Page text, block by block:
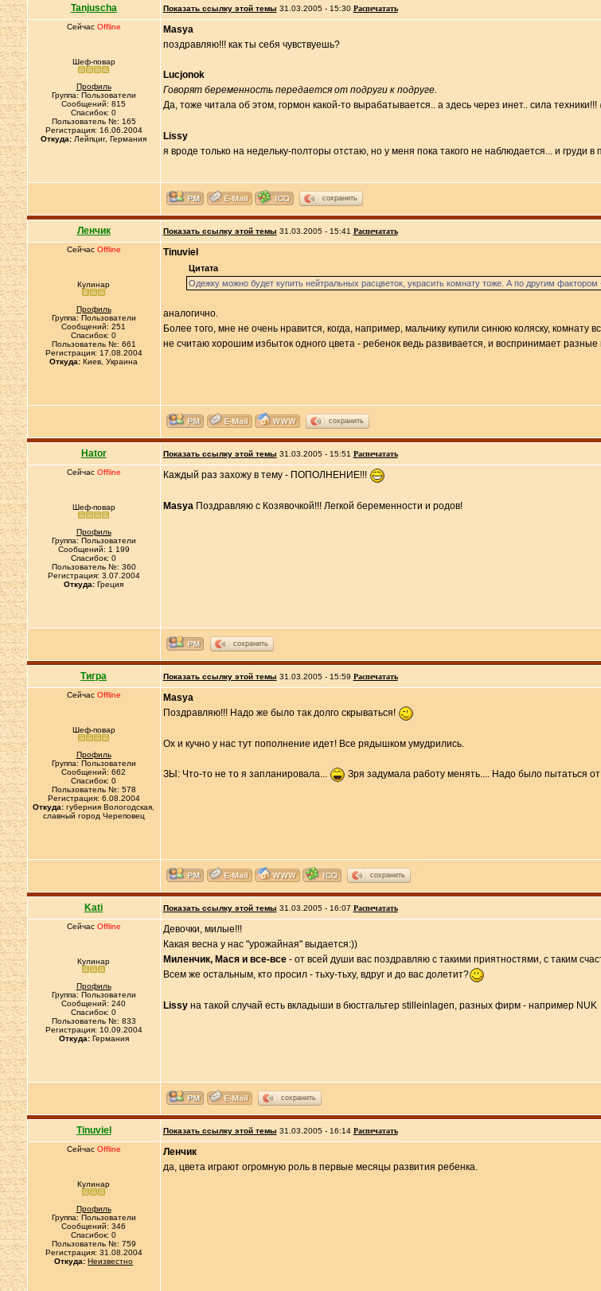
Tanjuscha Показать ссылку этой темы 31.03.2005 - 15:30 Распечатать
Сейчас Offline
Шеф-повар
Профиль
Группа: Пользователи
Сообщений: 815
Спасибок: 0
Пользователь №: 165
Регистрация: 16.06.2004
Откуда: Лейпциг, Германия
Masya
поздравляю!!! как ты себя чувствуешь?
Lucjonok
Говорят беременность передается от подруги к подруге.
Да, тоже читала об этом, гормон какой-то вырабатывается.. а здесь через инет.. сила техники!!!
Lissy
я вроде только на недельку-полторы отстаю, но у меня пока такого не наблюдается... и груди
сохранить
Ленчик Показать ссылку этой темы 31.03.2005 - 15:41 Распечатать
Сейчас Offline
Кулинар
Профиль
Группа: Пользователи
Сообщений: 251
Спасибок: 0
Пользователь №: 661
Регистрация: 17.08.2004
Откуда: Киев, Украина
Tinuviel
Цитата
Одежку можно будет купить нейтральных расцветок, украсить комнату тоже. А по другим фактором
аналогично.
Более того, мне не очень нравится, когда, например, мальчику купили синюю коляску,
не считаю хорошим избыток одного цвета - ребенок ведь развивается, и воспринимает разные
сохранить
Hator Показать ссылку этой темы 31.03.2005 - 15:51 Распечатать
Сейчас Offline
Шеф-повар
Профиль
Группа: Пользователи
Сообщений: 1 199
Спасибок: 0
Пользователь №: 360
Регистрация: 3.07.2004
Откуда: Греция
Каждый раз захожу в тему - ПОПОЛНЕНИЕ!!!
MasyaПоздравляю с Козявочкой!!! Легкой беременности и родов!
сохранить
Тигра Показать ссылку этой темы 31.03.2005 - 15:59 Распечатать
Сейчас Offline
Шеф-повар
Профиль
Группа: Пользователи
Сообщений: 662
Спасибок: 0
Пользователь №: 578
Регистрация: 6.08.2004
Откуда: губерния Вологодская,
славный город Череповец
Masya
Поздравляю!!! Надо же было так долго скрываться!
Ох и кучно у нас тут пополнение идет! Все рядышком умудрились.
ЗЫ: Что-то не то я запланировала... Зря задумала работу менять.... Надо было пытаться от
сохранить
Kati Показать ссылку этой темы 31.03.2005 - 16:07 Распечатать
Сейчас Offline
Кулинар
Профиль
Группа: Пользователи
Сообщений: 240
Спасибок: 0
Пользователь №: 833
Регистрация: 10.09.2004
Откуда:Германия
Девочки, милые!!!
Какая весна у нас "урожайная" выдается:))
Миленчик, Мася и все-все - от всей души вас поздравляю с такими приятностями, с таким
Всем же остальным, кто просил - тьху-тьху, вдруг и до вас долетит?
Lissyна такой случай есть вкладыши в бюстгальтер stilleinlagen, разных фирм - например NUK
сохранить
Tinuviel Показать ссылку этой темы 31.03.2005 - 16:14 Распечатать
Сейчас Offline
Кулинар
Профиль
Группа: Пользователи
Сообщений: 346
Спасибок: 0
Пользователь №: 759
Регистрация: 31.08.2004
Откуда: Неизвестно
Ленчик
да, цвета играют огромную роль в первые месяцы развития ребенка.